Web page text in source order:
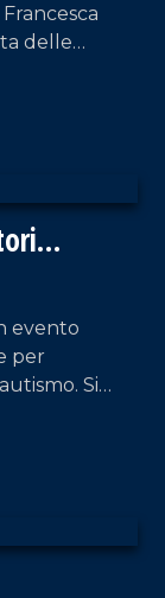
delle
gli ospiti
rivolto verso
evento
per
Si